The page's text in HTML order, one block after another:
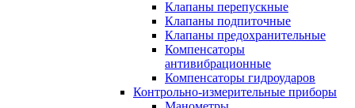
Клапаны перепускные
Клапаны подпиточные
Клапаны предохранительные
Компенсаторы
антивибрационные
Компенсаторы гидроударов
Контрольно-измерительные приборы